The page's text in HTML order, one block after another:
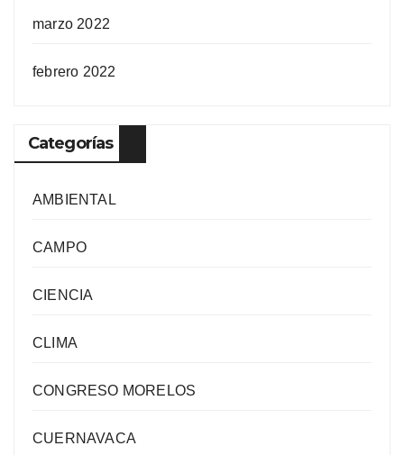
marzo 2022
febrero 2022
Categorías
AMBIENTAL
CAMPO
CIENCIA
CLIMA
CONGRESO MORELOS
CUERNAVACA